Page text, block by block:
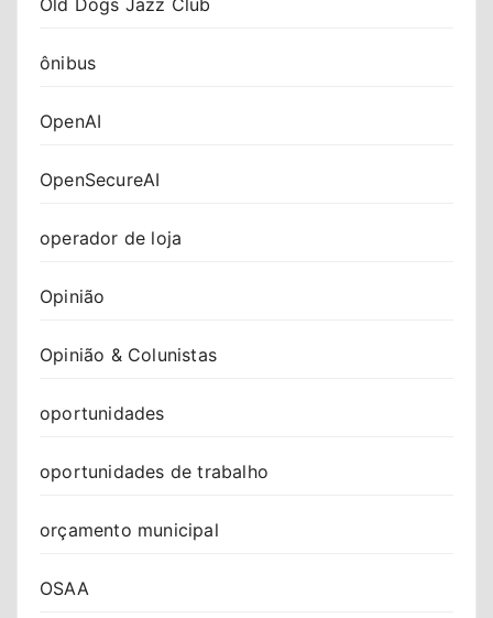
ônibus
OpenAI
OpenSecureAI
operador de loja
Opinião
Opinião & Colunistas
oportunidades
oportunidades de trabalho
orçamento municipal
OSAA